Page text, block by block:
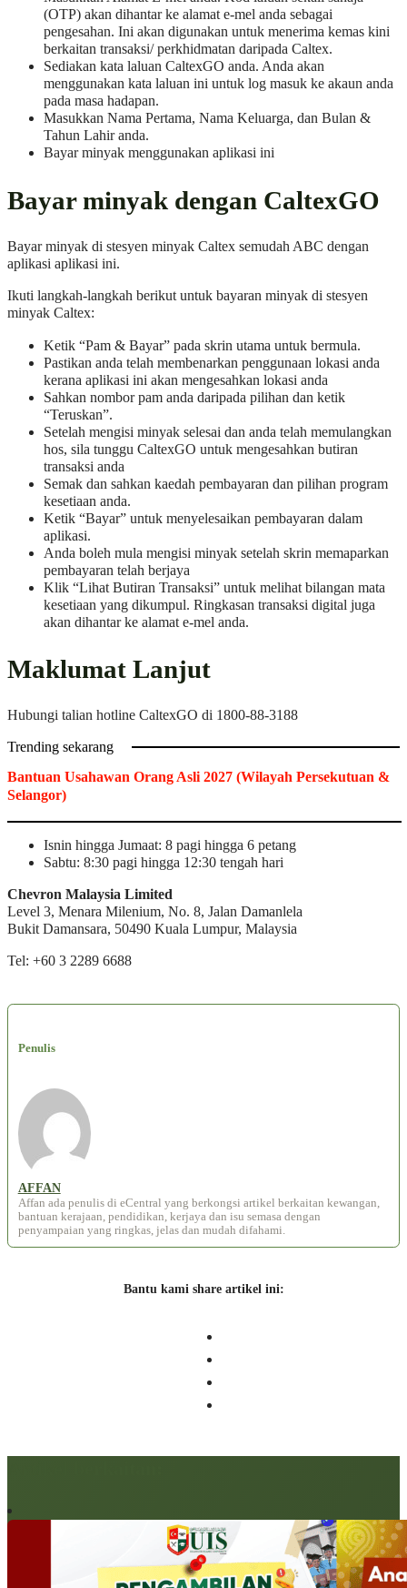
(OTP) akan dihantar ke alamat e-mel anda sebagai
pengesahan. Ini akan digunakan untuk menerima kemas kini
berkaitan transaksi/ perkhidmatan daripada Caltex.
Sediakan kata laluan CaltexGO anda. Anda akan
menggunakan kata laluan ini untuk log masuk ke akaun anda
pada masa hadapan.
Masukkan Nama Pertama, Nama Keluarga, dan Bulan &
Tahun Lahir anda.
Bayar minyak menggunakan aplikasi ini
Bayar minyak dengan CaltexGO
Bayar minyak di stesyen minyak Caltex semudah ABC dengan
aplikasi aplikasi ini.
Ikuti langkah-langkah berikut untuk bayaran minyak di stesyen
minyak Caltex:
Ketik “Pam & Bayar” pada skrin utama untuk bermula.
Pastikan anda telah membenarkan penggunaan lokasi anda
kerana aplikasi ini akan mengesahkan lokasi anda
Sahkan nombor pam anda daripada pilihan dan ketik
“Teruskan”.
Setelah mengisi minyak selesai dan anda telah memulangkan
hos, sila tunggu CaltexGO untuk mengesahkan butiran
transaksi anda
Semak dan sahkan kaedah pembayaran dan pilihan program
kesetiaan anda.
Ketik “Bayar” untuk menyelesaikan pembayaran dalam
aplikasi.
Anda boleh mula mengisi minyak setelah skrin memaparkan
pembayaran telah berjaya
Klik “Lihat Butiran Transaksi” untuk melihat bilangan mata
kesetiaan yang dikumpul. Ringkasan transaksi digital juga
akan dihantar ke alamat e-mel anda.
Maklumat Lanjut
Hubungi talian hotline CaltexGO di 1800-88-3188
Trending sekarang
Bantuan Usahawan Orang Asli 2027 (Wilayah Persekutuan &
Selangor)
Isnin hingga Jumaat: 8 pagi hingga 6 petang
Sabtu: 8:30 pagi hingga 12:30 tengah hari
Chevron Malaysia Limited
Level 3, Menara Milenium, No. 8, Jalan Damanlela
Bukit Damansara, 50490 Kuala Lumpur, Malaysia
Tel: +60 3 2289 6688
Penulis
AFFAN
Affan ada penulis di eCentral yang berkongsi artikel berkaitan kewangan,
bantuan kerajaan, pendidikan, kerjaya dan isu semasa dengan
penyampaian yang ringkas, jelas dan mudah difahami.
Bantu kami share artikel ini: